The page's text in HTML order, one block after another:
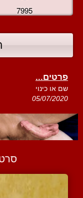
7995
פרטים...
שם או כינוי
05/07/2020